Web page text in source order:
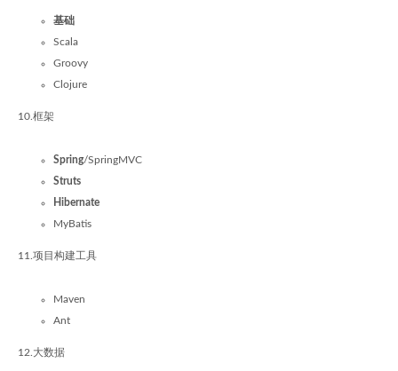
基础
Scala
Groovy
Clojure
10.框架
Spring/SpringMVC
Struts
Hibernate
MyBatis
11.项目构建工具
Maven
Ant
12.大数据